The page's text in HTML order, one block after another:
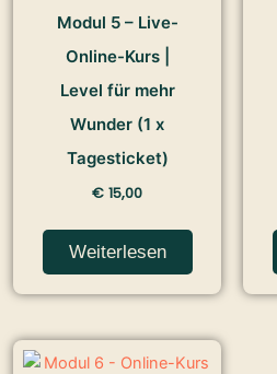
Modul 5 – Live-
Online-Kurs |
Level für mehr
Wunder (1 x
Tagesticket)
€ 15,00
Weiterlesen